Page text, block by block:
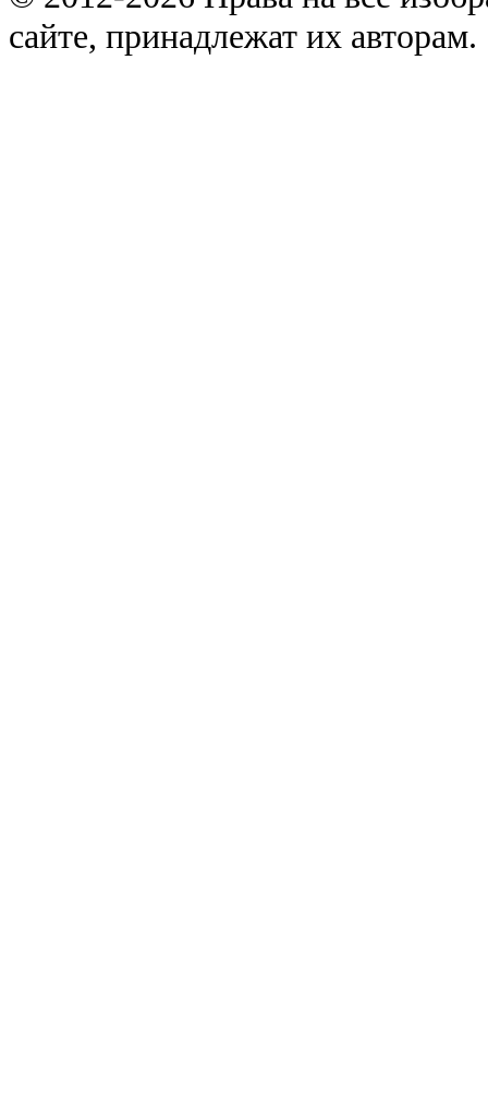
сайте, принадлежат их авторам.